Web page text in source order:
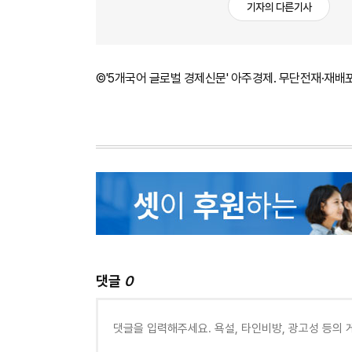
기자의 다른기사
©'5개국어 글로벌 경제신문' 아주경제. 무단전재·재배
댓글 0